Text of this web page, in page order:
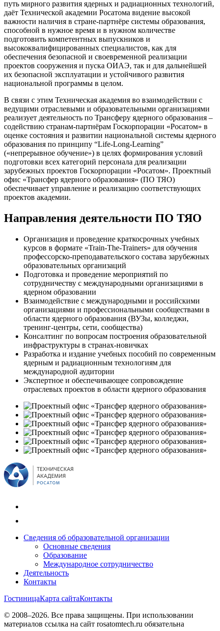
путь мирного развития ядерных и радиационных технологий,
даёт Технической академии Росатома видение высокой
важности наличия в стране-партнёре системы образования,
способной в нужное время и в нужном количестве
подготовить компетентных выпускников и
высококвалифицированных специалистов, как для
обеспечения безопасной и своевременной реализации
проектов сооружения и пуска ОИАЭ, так и для дальнейшей
их безопасной эксплуатации и устойчивого развития
национальной программы в целом.
В связи с этим Техническая академия во взаимодействии с
ведущими отраслевыми и образовательными организациями
реализует деятельность по Трансферу ядерного образования –
содействию странам-партнёрам Госкорпорации «Росатом» в
оценке состояния и развитии национальной системы ядерного
образования по принципу “Life-Long-Learning”
(«непрерывное обучение») в целях формирования условий
подготовки всех категорий персонала для реализации
зарубежных проектов Госкорпорации «Росатом». Проектный
офис «Трансфер ядерного образования» (ПО ТЯО)
обеспечивает управление и реализацию соответствующих
проектов академии.
Направления деятельности ПО ТЯО
Организация и проведение краткосрочных учебных
курсов в формате «Train-The-Trainers» для обучения
профессорско-преподавательского состава зарубежных
образовательных организаций
Подготовка и проведение мероприятий по
сотрудничеству с международными организациями в
ядерном образовании
Взаимодействие с международными и российскими
организациями и профессиональными сообществами в
области ядерного образования (ВУЗы, колледжи,
тренинг-центры, сети, сообщества)
Консалтинг по вопросам построения образовательной
инфраструктуры в странах-новичках
Разработка и издание учебных пособий по современным
ядерным и радиационным технологиям для
международной аудитории
Экспертное и обеспечивающее сопровождение
отраслевых проектов в области ядерного образования
Сведения об образовательной организации
Основные сведения
Образование
Международное сотрудничество
Деятельность
Контакты
ГостиницаКарта сайтаКонтакты
© 2008–2026. Все права защищены. При использовании
материалов ссылка на сайт rosatomtech.ru обязательна